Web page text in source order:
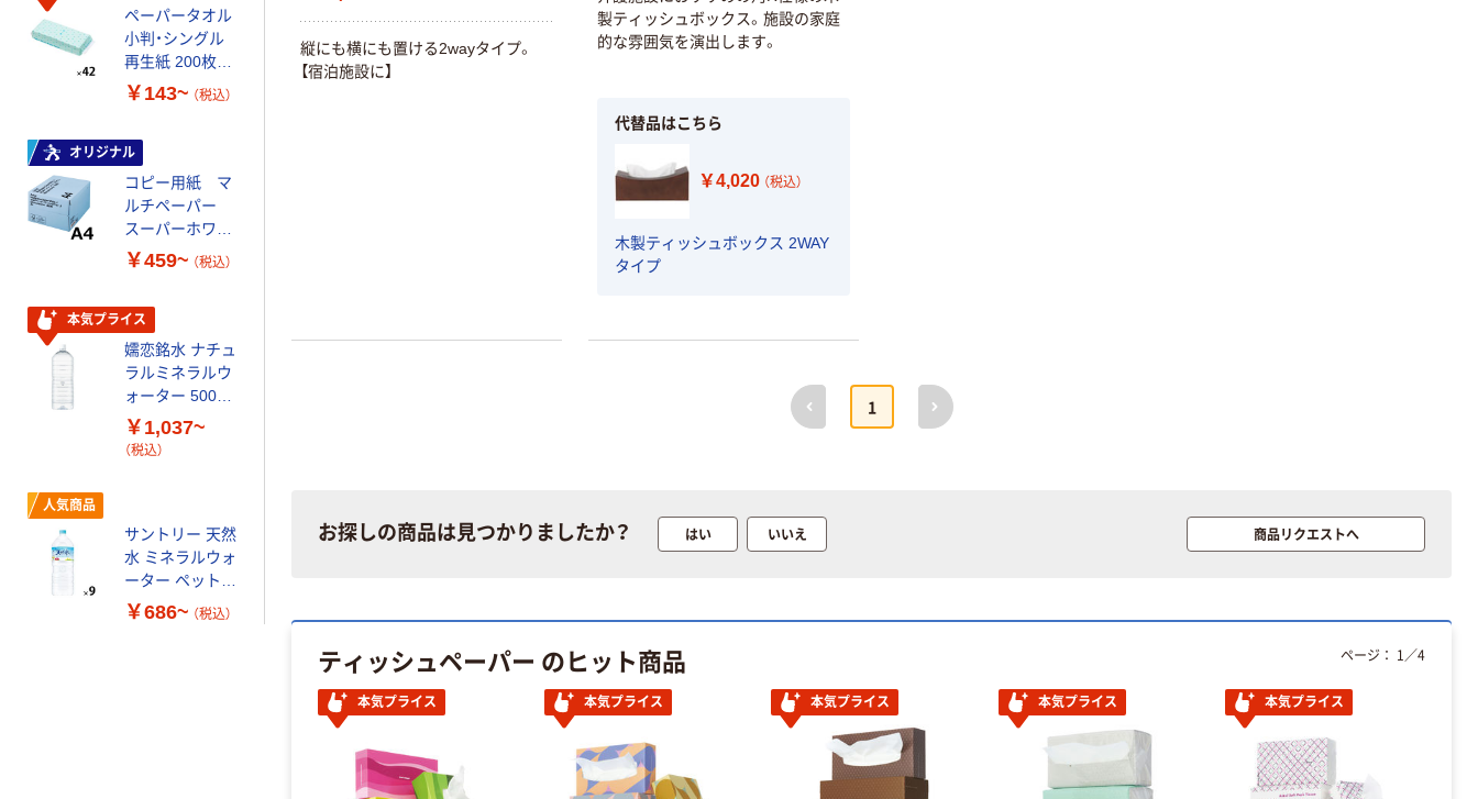
縦にも横にも置ける2wayタイプ。
【宿泊施設に】
製ティッシュボックス。施設の家庭
的な雰囲気を演出します。
代替品はこちら
￥4,020 （税込）
木製ティッシュボックス 2WAY
タイプ
前へ
1
次へ
お探しの商品は見つかりましたか？ はい いいえ 商品リクエストへ
ティッシュペーパー のヒット商品
本気プライス 本気プライス 本気プライス 本気プライス 本気プライス
ページ： 1 ／4
ペーパータオル
小判・シングル
再生紙 200枚
FSC認証紙 アス
クルオリジナル
￥143~ （税込）
オリジナル
コピー用紙 マ
ルチペーパー
スーパーホワイ
トＪ 国内生産
￥459~ （税込）
本気プライス
嬬恋銘水 ナチュ
ラルミネラルウ
ォーター 500ml
キャップシール
付き／2Lラベル
￥1,037~
（税込）
人気商品
サントリー 天然
水 ミネラルウォ
ーター ペットボ
トル
￥686~ （税込）